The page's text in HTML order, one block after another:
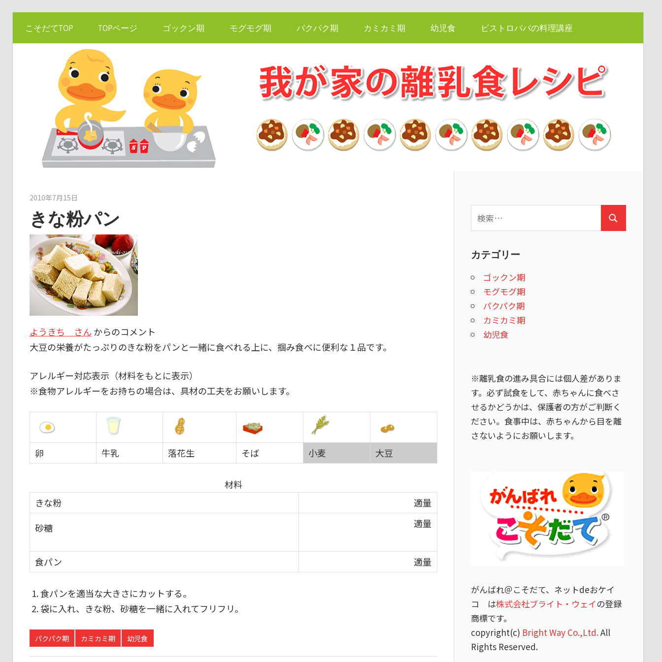
こそだてTOP TOPページ ゴックン期 モグモグ期 パクパク期 カミカミ期 幼児食 ビストロパパの料理講座
2010年7月15日
きな粉パン
ようきち さんからのコメント
大豆の栄養がたっぷりのきな粉をパンと一緒に食べれる上に、掴み食べに便利な１品です。
アレルギー対応表示（材料をもとに表示）
※食物アレルギーをお持ちの場合は、具材の工夫をお願いします。
卵 牛乳 落花生 そば 小麦 大豆
材料
きな粉
適量
砂糖
適量
食パン 適量
食パンを適当な大きさにカットする。
袋に入れ、きな粉、砂糖を一緒に入れてフリフリ。
パクパク期 カミカミ期 幼児食
索:
検
カテゴリー
ゴックン期
モグモグ期
パクパク期
カミカミ期
幼児食
※離乳食の進み具合には個人差がありま
す。必ず試食をして、赤ちゃんに食べさ
せるかどうかは、保護者の方がご判断く
ださい。食事中は、赤ちゃんから目を離
さないようにお願いします。
がんばれ＠こそだて、ネットdeおケイ
コ は株式会社ブライト・ウェイの登録
商標です。
copyright(c) Bright Way Co.,Ltd.All
Rights Reserved.